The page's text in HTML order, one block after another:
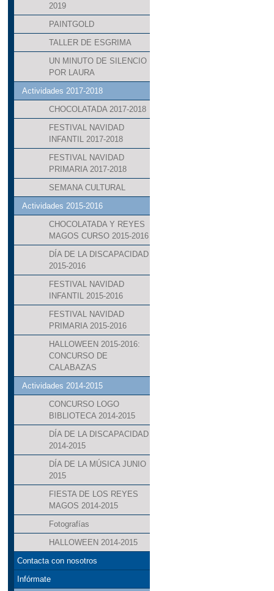
2019
PAINTGOLD
TALLER DE ESGRIMA
UN MINUTO DE SILENCIO
POR LAURA
Actividades 2017-2018
CHOCOLATADA 2017-2018
FESTIVAL NAVIDAD
INFANTIL 2017-2018
FESTIVAL NAVIDAD
PRIMARIA 2017-2018
SEMANA CULTURAL
Actividades 2015-2016
CHOCOLATADA Y REYES
MAGOS CURSO 2015-2016
DÍA DE LA DISCAPACIDAD
2015-2016
FESTIVAL NAVIDAD
INFANTIL 2015-2016
FESTIVAL NAVIDAD
PRIMARIA 2015-2016
HALLOWEEN 2015-2016:
CONCURSO DE
CALABAZAS
Actividades 2014-2015
CONCURSO LOGO
BIBLIOTECA 2014-2015
DÍA DE LA DISCAPACIDAD
2014-2015
DÍA DE LA MÚSICA JUNIO
2015
FIESTA DE LOS REYES
MAGOS 2014-2015
Fotografías
HALLOWEEN 2014-2015
Contacta con nosotros
Infórmate